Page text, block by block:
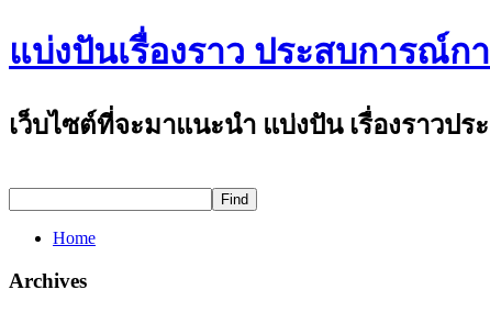
แบ่งปันเรื่องราว ประสบการณ์ก
เว็บไซต์ที่จะมาแนะนำ แบ่งปัน เรื่องราวป
Home
Archives